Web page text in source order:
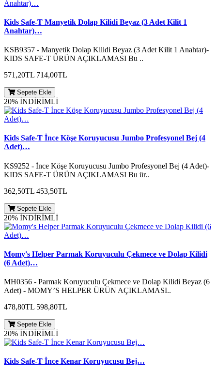
Kids Safe-T Manyetik Dolap Kilidi Beyaz (3 Adet Kilit 1
Anahtar)…
KSB9357 - Manyetik Dolap Kilidi Beyaz (3 Adet Kilit 1 Anahtar)-
KIDS SAFE-T ÜRÜN AÇIKLAMASI Bu ..
571,20TL 714,00TL
Sepete Ekle
20% İNDİRİMLİ
Kids Safe-T İnce Köşe Koruyucusu Jumbo Profesyonel Bej (4
Adet)…
KS9252 - İnce Köşe Koruyucusu Jumbo Profesyonel Bej (4 Adet)-
KIDS SAFE-T ÜRÜN AÇIKLAMASI Bu ür..
362,50TL 453,50TL
Sepete Ekle
20% İNDİRİMLİ
Momy's Helper Parmak Koruyuculu Çekmece ve Dolap Kilidi
(6 Adet)…
MH0356 - Parmak Koruyuculu Çekmece ve Dolap Kilidi Beyaz (6
Adet) - MOMY’S HELPER ÜRÜN AÇIKLAMASI..
478,80TL 598,80TL
Sepete Ekle
20% İNDİRİMLİ
Kids Safe-T İnce Kenar Koruyucusu Bej…